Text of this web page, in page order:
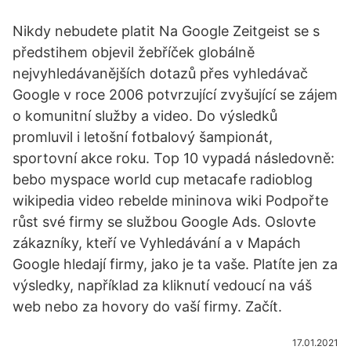
Nikdy nebudete platit Na Google Zeitgeist se s
předstihem objevil žebříček globálně
nejvyhledávanějších dotazů přes vyhledávač
Google v roce 2006 potvrzující zvyšující se zájem
o komunitní služby a video. Do výsledků
promluvil i letošní fotbalový šampionát,
sportovní akce roku. Top 10 vypadá následovně:
bebo myspace world cup metacafe radioblog
wikipedia video rebelde mininova wiki Podpořte
růst své firmy se službou Google Ads. Oslovte
zákazníky, kteří ve Vyhledávání a v Mapách
Google hledají firmy, jako je ta vaše. Platíte jen za
výsledky, například za kliknutí vedoucí na váš
web nebo za hovory do vaší firmy. Začít.
17.01.2021